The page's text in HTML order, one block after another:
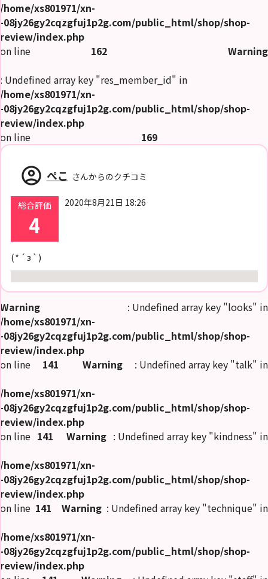
/home/xs801971/xn-
-08jy26gy2cqzgfuj1p2g.com/public_html/shop/shop-
review/index.php
on line
162
Warning
: Undefined array key "res_member_id" in
/home/xs801971/xn-
-08jy26gy2cqzgfuj1p2g.com/public_html/shop/shop-
review/index.php
on line
169
account_circle ぺこ さんからのクチコミ
総合評価
4
2020年8月21日 18:26
(*´з`)
Warning
: Undefined array key "looks" in
/home/xs801971/xn-
-08jy26gy2cqzgfuj1p2g.com/public_html/shop/shop-
review/index.php
on line
141 Warning
: Undefined array key "talk" in
/home/xs801971/xn-
-08jy26gy2cqzgfuj1p2g.com/public_html/shop/shop-
review/index.php
on line 141 Warning : Undefined array key "kindness" in
/home/xs801971/xn-
-08jy26gy2cqzgfuj1p2g.com/public_html/shop/shop-
review/index.php
on line 141 Warning : Undefined array key "technique" in
/home/xs801971/xn-
-08jy26gy2cqzgfuj1p2g.com/public_html/shop/shop-
review/index.php